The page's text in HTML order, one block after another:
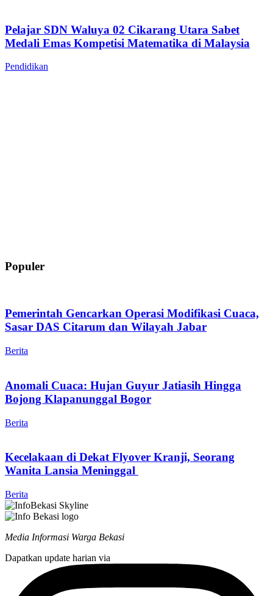
Pelajar SDN Waluya 02 Cikarang Utara Sabet
Medali Emas Kompetisi Matematika di Malaysia
Pendidikan
Populer
Pemerintah Gencarkan Operasi Modifikasi Cuaca,
Sasar DAS Citarum dan Wilayah Jabar
Berita
Anomali Cuaca: Hujan Guyur Jatiasih Hingga
Bojong Klapanunggal Bogor
Berita
Kecelakaan di Dekat Flyover Kranji, Seorang
Wanita Lansia Meninggal
Berita
Media Informasi Warga Bekasi
Dapatkan update harian via